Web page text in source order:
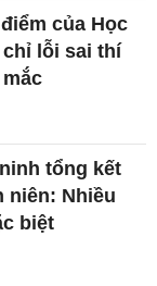
của Học
lỗi sai thí
tổng kết
niên: Nhiều
biệt